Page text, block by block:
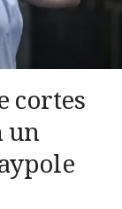
cortes
un